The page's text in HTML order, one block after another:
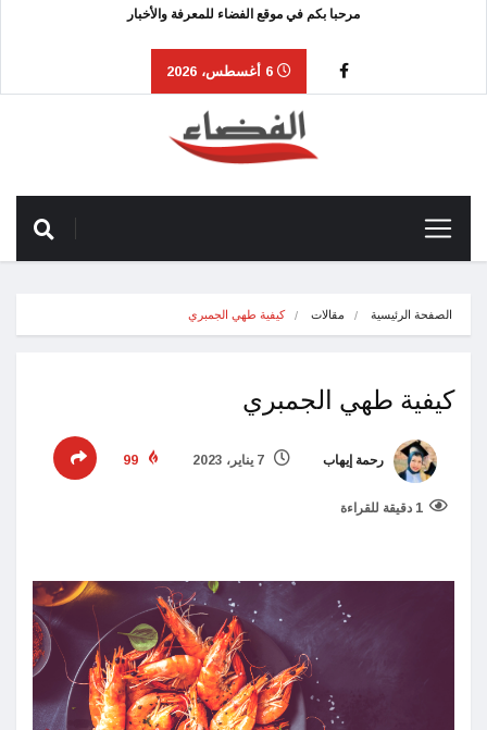
مرحبا بكم في موقع الفضاء للمعرفة والأخبار
الصفحة الرئيسية مقالات كيفية طهي الجمبري
كيفية طهي الجمبري
رحمة إيهاب
1 دقيقة للقراءة